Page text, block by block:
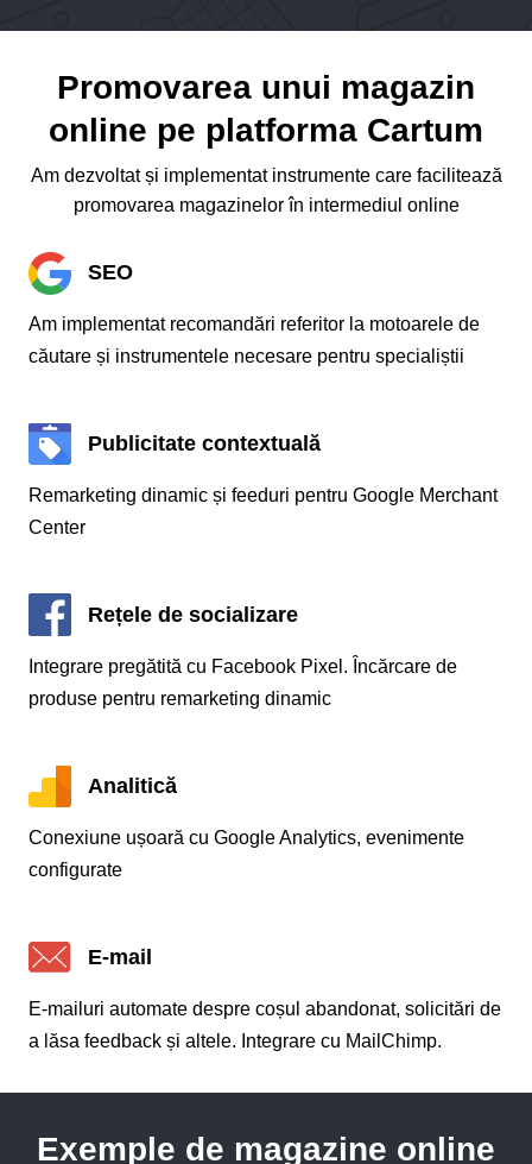
Promovarea unui magazin
online pe platforma Cartum
Am dezvoltat și implementat instrumente care facilitează
promovarea magazinelor în intermediul online
SEO
Am implementat recomandări referitor la motoarele de
căutare și instrumentele necesare pentru specialiștii
Publicitate contextuală
Remarketing dinamic și feeduri pentru Google Merchant
Center
Rețele de socializare
Integrare pregătită cu Facebook Pixel. Încărcare de
produse pentru remarketing dinamic
Analitică
Conexiune ușoară cu Google Analytics, evenimente
configurate
E-mail
E-mailuri automate despre coșul abandonat, solicitări de
a lăsa feedback și altele. Integrare cu MailChimp.
Exemple de magazine online